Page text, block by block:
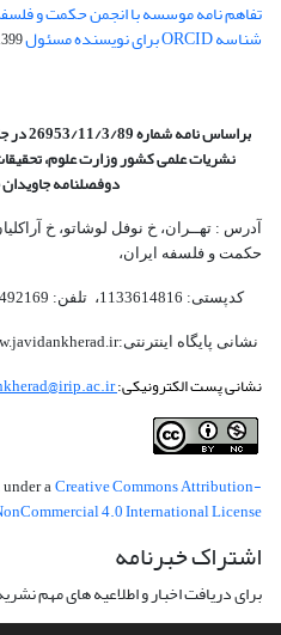
تفاهم نامه موسسه با انجمن حکمت و
شناسه ORCID برای نویسنده مسئول 09-20
براساس نامه شماره 26953/11/3/89 در جلسة مورخ 31/6/89 کمیسیون
نشریات علمی کشور وزارت علوم،
دوفصلنامه
حکمت و فلسفه ایران،‌
کدپستی: 1133614816، تلفن: 66492169 - 021 نمابر: 66962700 - 021
نشانی پایگاه اینترنتی:www.javidankherad.ir
نشانی پست الکترونیکی:javidankherad@irip.ac.ir
a Creative Commons Attribution-
4.0 International License
اشتراک خبرنامه
برای دریافت اخبار و اطلاعیه های مهم